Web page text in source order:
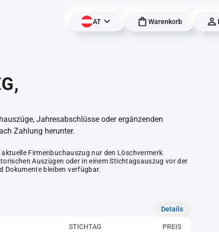
AT Warenkorb
Jahresabschlüsse oder ergänzenden
Zahlung herunter.
Firmenbuchauszug nur den Löschvermerk.
Auszügen oder in einem Stichtagsauszug vor der
Dokumente bleiben verfügbar.
Details
STICHTAG PREIS